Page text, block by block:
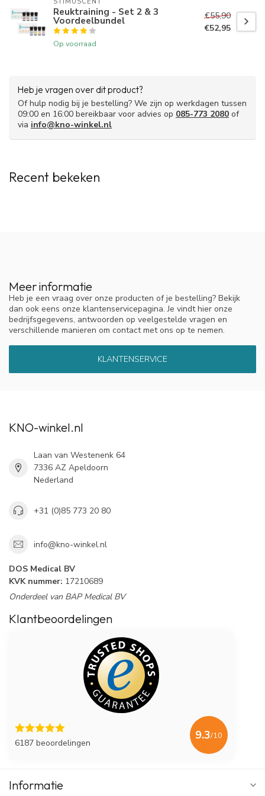
maakt het makkelijker om vol te houden en je voortgang te
volgen. Smellow is gratis te gebruiken en bedoeld als praktische
ondersteuning bij reuktraining.
Partner van:
Goed om te weten:
Eén flacon bevat 3 ml olie.
De reuktraining van DOS Medical is ook bekend van:
MAX(vanaf 9:50) ,Nieuwsuur,NOS,De Volkskrant, NPO-3
Brandpunten hetNRC.
Reuktraining - Set 2 & 3
Voordeelbundel
Op voorraad
€55,90
€52,95
Heb je vragen over dit product?
Of hulp nodig bij je bestelling? We zijn op werkdagen tussen
09:00 en 16:00 bereikbaar voor advies op 085-773 2080 of
via info@kno-winkel.nl
Recent bekeken
Meer informatie
Heb je een vraag over onze producten of je bestelling? Bekijk
dan ook eens onze klantenservicepagina. Je vindt hier onze
bedrijfsgegevens, antwoorden op veelgestelde vragen en
verschillende manieren om contact met ons op te nemen.
KLANTENSERVICE
KNO-winkel.nl
Laan van Westenenk 64
7336 AZ Apeldoorn
Nederland
+31 (0)85 773 20 80
info@kno-winkel.nl
DOS Medical BV
KVK nummer: 17210689
Onderdeel van BAP Medical BV
Klantbeoordelingen
6187 beoordelingen
9.3/10
Informatie